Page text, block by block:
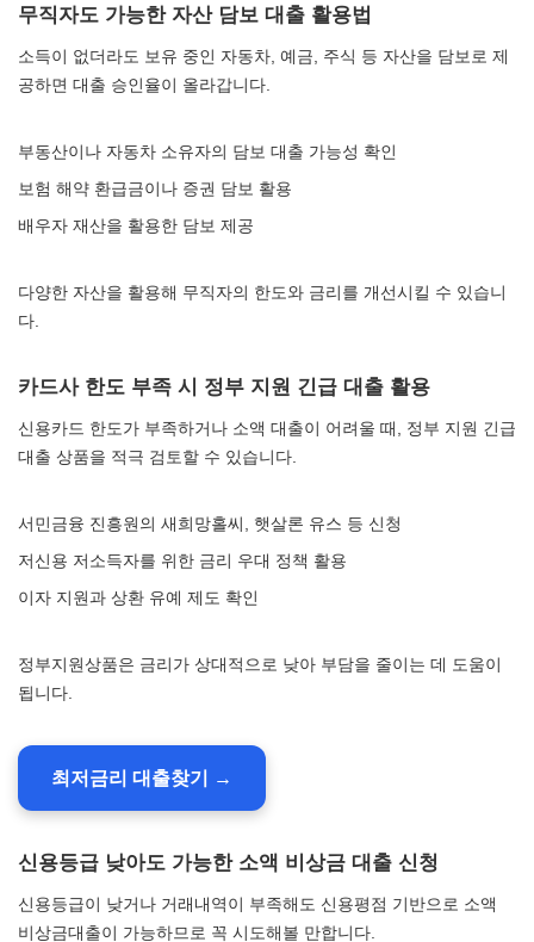
무직자도 가능한 자산 담보 대출 활용법
소득이 없더라도 보유 중인 자동차, 예금, 주식 등 자산을 담보로 제
공하면 대출 승인율이 올라갑니다.
부동산이나 자동차 소유자의 담보 대출 가능성 확인
보험 해약 환급금이나 증권 담보 활용
배우자 재산을 활용한 담보 제공
다양한 자산을 활용해 무직자의 한도와 금리를 개선시킬 수 있습니
다.
카드사 한도 부족 시 정부 지원 긴급 대출 활용
신용카드 한도가 부족하거나 소액 대출이 어려울 때, 정부 지원 긴급
대출 상품을 적극 검토할 수 있습니다.
서민금융 진흥원의 새희망홀씨, 햇살론 유스 등 신청
저신용 저소득자를 위한 금리 우대 정책 활용
이자 지원과 상환 유예 제도 확인
정부지원상품은 금리가 상대적으로 낮아 부담을 줄이는 데 도움이
됩니다.
최저금리 대출찾기 →
신용등급 낮아도 가능한 소액 비상금 대출 신청
신용등급이 낮거나 거래내역이 부족해도 신용평점 기반으로 소액
비상금대출이 가능하므로 꼭 시도해볼 만합니다.